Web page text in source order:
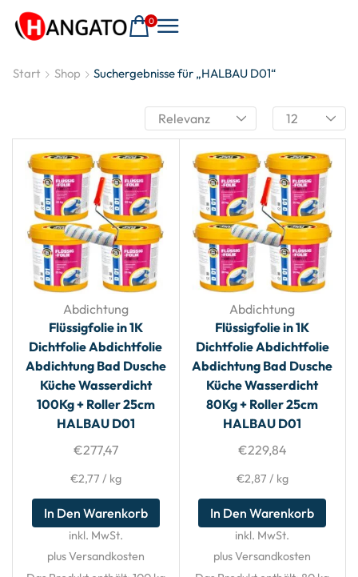
0
Start Shop Suchergebnisse für „HALBAU D01“
Abdichtung
Flüssigfolie in 1K
Dichtfolie Abdichtfolie
Abdichtung Bad Dusche
Küche Wasserdicht
100Kg + Roller 25cm
HALBAU D01
€277,47
€2,77 / kg
In Den Warenkorb
inkl. MwSt.
plus Versandkosten
Abdichtung
Flüssigfolie in 1K
Dichtfolie Abdichtfolie
Abdichtung Bad Dusche
Küche Wasserdicht
80Kg + Roller 25cm
HALBAU D01
€229,84
€2,87 / kg
In Den Warenkorb
inkl. MwSt.
plus Versandkosten